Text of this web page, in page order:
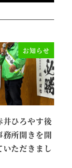
お知らせ
井ひろやす後
務所開きを開
いただきまし